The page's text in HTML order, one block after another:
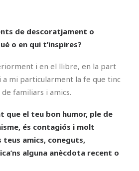
de descoratjament o
o en qui t’inspires?
i en el llibre, en la part
a mi particularment la fe que tinc
familiars i amics.
que el teu bon humor, ple de
és contagiós i molt
amics, coneguts,
alguna anècdota recent o